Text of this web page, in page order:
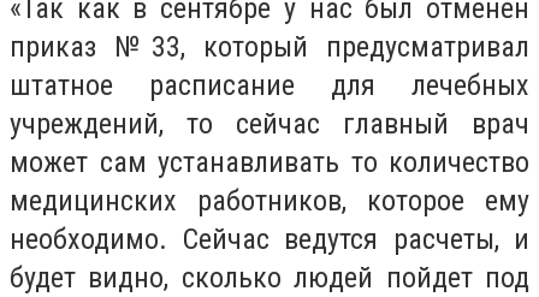
«Так как в сентябре у нас был отменен
приказ №33, который предусматривал
штатное расписание для лечебных
учреждений, то сейчас главный врач
может сам устанавливать то количество
медицинских работников, которое ему
необходимо. Сейчас ведутся расчеты, и
будет видно, сколько людей пойдет под